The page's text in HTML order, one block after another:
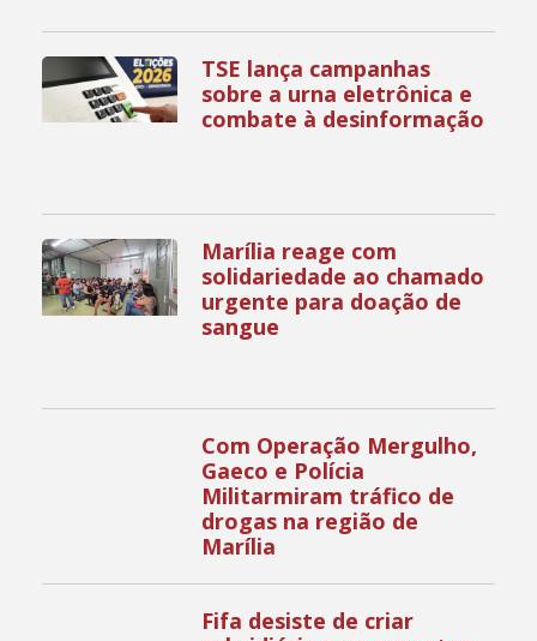
TSE lança campanhas
sobre a urna eletrônica e
combate à desinformação
Marília reage com
solidariedade ao chamado
urgente para doação de
sangue
Com Operação Mergulho,
Gaeco e Polícia
Militarmiram tráfico de
drogas na região de
Marília
Fifa desiste de criar